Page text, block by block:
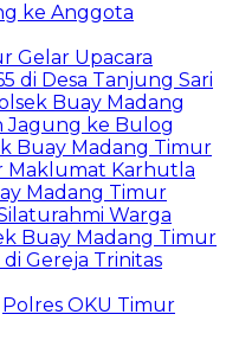
ke Anggota
Gelar Upacara
di Desa Tanjung Sari
Buay Madang
Jagung ke Bulog
Buay Madang Timur
Maklumat Karhutla
Madang Timur
Warga
Buay Madang Timur
Gereja Trinitas
Polres OKU Timur